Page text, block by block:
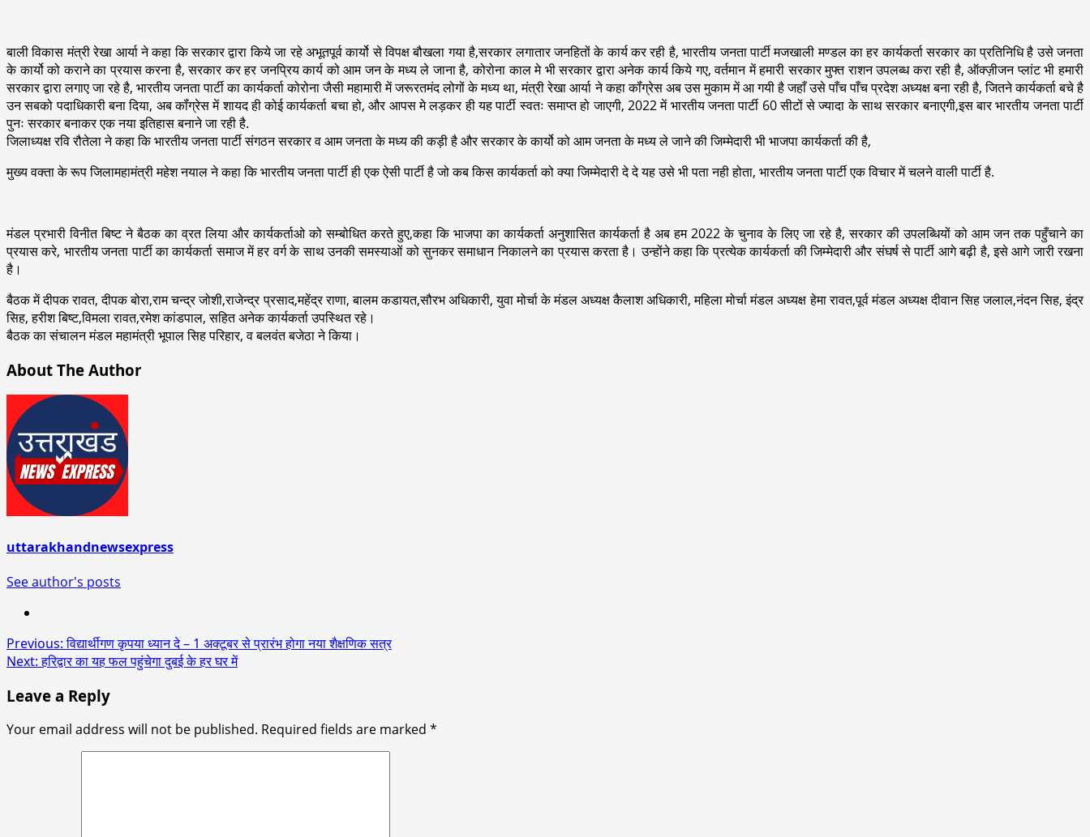
बाली विकास मंत्री रेखा आर्या ने कहा कि सरकार द्वारा किये जा रहे अभूतपूर्व कार्यो से विपक्ष बौखला गया है,सरकार लगातार जनहितों के कार्य कर रही है, भारतीय जनता पार्टी मजखाली मण्डल का हर कार्यकर्ता सरकार का प्रतिनिधि है उसे जनता
के कार्यो को कराने का प्रयास करना है, सरकार कर हर जनप्रिय कार्य को आम जन के मध्य ले जाना है, कोरोना काल मे भी सरकार द्वारा अनेक कार्य किये गए, वर्तमान में हमारी सरकार मुफ्त राशन उपलब्ध करा रही है, ऑक्ज़ीजन प्लांट भी हमारी
सरकार द्वारा लगाए जा रहे है, भारतीय जनता पार्टी का कार्यकर्ता कोरोना जैसी महामारी में जरूरतमंद लोगों के मध्य था, मंत्री रेखा आर्या ने कहा कॉंग्रेस अब उस मुकाम में आ गयी है जहाँ उसे पाँच पाँच प्रदेश अध्यक्ष बना रही है, जितने कार्यकर्ता बचे है
उन सबको पदाधिकारी बना दिया, अब कॉंग्रेस में शायद ही कोई कार्यकर्ता बचा हो, और आपस मे लड़कर ही यह पार्टी स्वतः समाप्त हो जाएगी, 2022 में भारतीय जनता पार्टी 60 सीटों से ज्यादा के साथ सरकार बनाएगी,इस बार भारतीय जनता पार्टी
पुनः सरकार बनाकर एक नया इतिहास बनाने जा रही है.
जिलाध्यक्ष रवि रौतेला ने कहा कि भारतीय जनता पार्टी संगठन सरकार व आम जनता के मध्य की कड़ी है और सरकार के कार्यो को आम जनता के मध्य ले जाने की जिम्मेदारी भी भाजपा कार्यकर्ता की है,
मुख्य वक्ता के रूप जिलामहामंत्री महेश नयाल ने कहा कि भारतीय जनता पार्टी ही एक ऐसी पार्टी है जो कब किस कार्यकर्ता को क्या जिम्मेदारी दे दे यह उसे भी पता नही होता, भारतीय जनता पार्टी एक विचार में चलने वाली पार्टी है.
मंडल प्रभारी विनीत बिष्ट ने बैठक का व्रत लिया और कार्यकर्ताओ को सम्बोधित करते हुए,कहा कि भाजपा का कार्यकर्ता अनुशासित कार्यकर्ता है अब हम 2022 के चुनाव के लिए जा रहे है, सरकार की उपलब्धियों को आम जन तक पहुँचाने का
प्रयास करे, भारतीय जनता पार्टी का कार्यकर्ता समाज में हर वर्ग के साथ उनकी समस्याओं को सुनकर समाधान निकालने का प्रयास करता है। उन्होंने कहा कि प्रत्येक कार्यकर्ता की जिम्मेदारी और संघर्ष से पार्टी आगे बढ़ी है, इसे आगे जारी रखना
है।
बैठक में दीपक रावत, दीपक बोरा,राम चन्द्र जोशी,राजेन्द्र प्रसाद,महेंद्र राणा, बालम कडायत,सौरभ अधिकारी, युवा मोर्चा के मंडल अध्यक्ष कैलाश अधिकारी, महिला मोर्चा मंडल अध्यक्ष हेमा रावत,पूर्व मंडल अध्यक्ष दीवान सिह जलाल,नंदन सिह, इंद्र
सिह, हरीश बिष्ट,विमला रावत,रमेश कांडपाल, सहित अनेक कार्यकर्ता उपस्थित रहे।
बैठक का संचालन मंडल महामंत्री भूपाल सिह परिहार, व बलवंत बजेठा ने किया।
About The Author
uttarakhandnewsexpress
See author's posts
Post
navigation
Previous:विद्यार्थीगण कृपया ध्यान दे – 1 अक्टूबर से प्रारंभ होगा नया शैक्षणिक सत्र
Next:हरिद्वार का यह फल पहुंचेगा दुबई के हर घर में
Leave a Reply
Your email address will not be published. Required fields are marked *